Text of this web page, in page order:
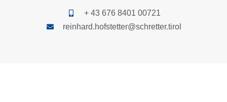
+ 43 676 8401 00721
reinhard.hofstetter@schretter.tirol